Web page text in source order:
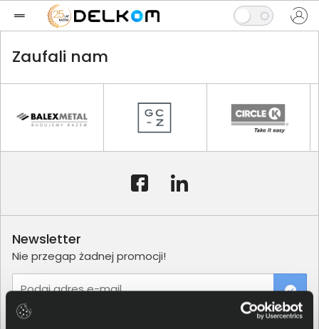
Zaufali nam
Newsletter
Nie przegap żadnej promocji!
Podaj adres e-mail